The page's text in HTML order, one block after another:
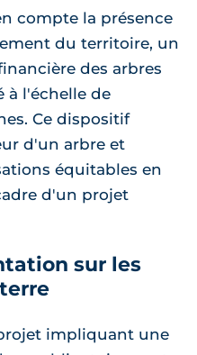
compte la présence
du territoire, un
des arbres
à l'échelle de
Ce dispositif
d'un arbre et
équitables en
d'un projet
sur les
impliquant une